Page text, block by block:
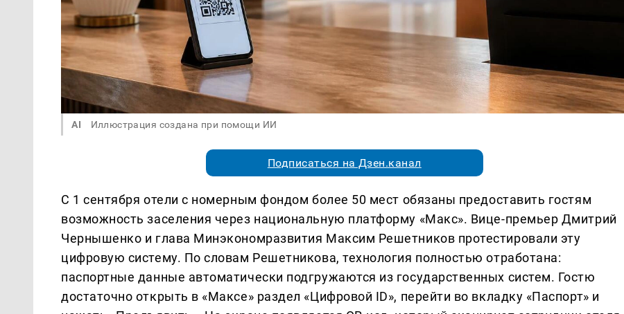
AI Иллюстрация создана при помощи ИИ
Подписаться на Дзен.канал
С 1 сентября отели с номерным фондом более 50 мест обязаны предоставить гостям
возможность заселения через национальную платформу «Макс». Вице-премьер Дмитрий
Чернышенко и глава Минэкономразвития Максим Решетников протестировали эту
цифровую систему. По словам Решетникова, технология полностью отработана:
паспортные данные автоматически подгружаются из государственных систем. Гостю
достаточно открыть в «Максе» раздел «Цифровой ID», перейти во вкладку «Паспорт» и